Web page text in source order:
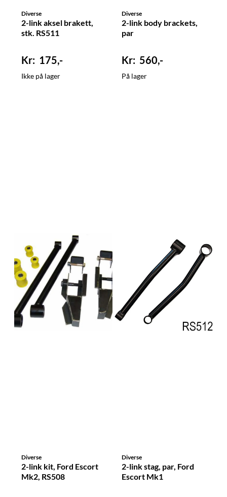
Diverse
2-link aksel brakett,
stk. RS511
175,-
Ikke på lager
Diverse
2-link body brackets,
par
560,-
På lager
Diverse
2-link kit, Ford Escort
Mk2, RS508
Diverse
2-link stag, par, Ford
Escort Mk1